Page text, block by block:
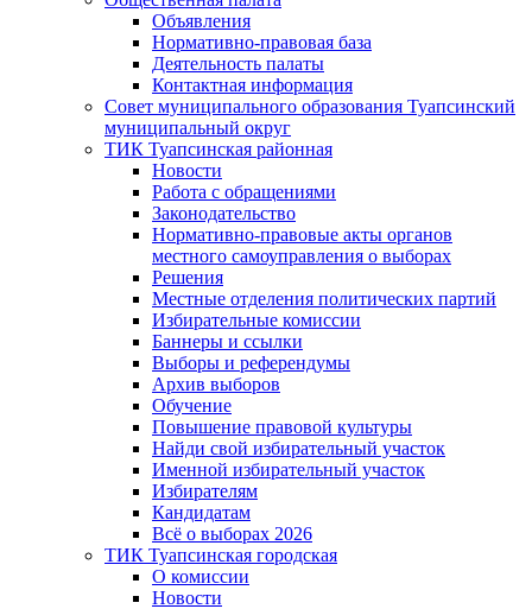
Объявления
Нормативно-правовая база
Деятельность палаты
Контактная информация
Совет муниципального образования Туапсинский
муниципальный округ
ТИК Туапсинская районная
Новости
Работа с обращениями
Законодательство
Нормативно-правовые акты органов
местного самоуправления о выборах
Решения
Местные отделения политических партий
Избирательные комиссии
Баннеры и ссылки
Выборы и референдумы
Архив выборов
Обучение
Повышение правовой культуры
Найди свой избирательный участок
Именной избирательный участок
Избирателям
Кандидатам
Всё о выборах 2026
ТИК Туапсинская городская
О комиссии
Новости